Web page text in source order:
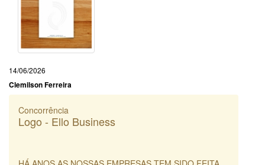
14/06/2026
Clemilson Ferreira
Concorrência
Logo - Ello Business